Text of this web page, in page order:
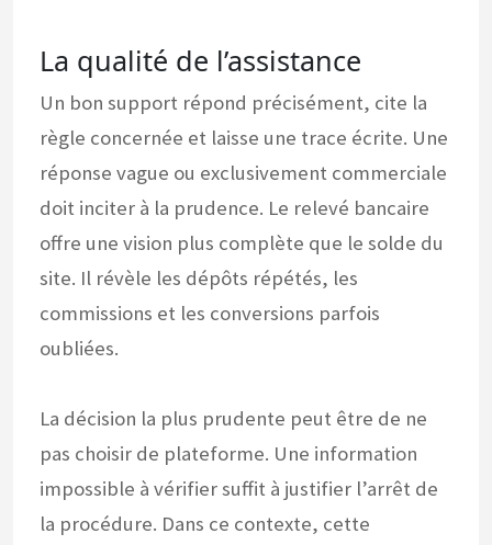
La qualité de l’assistance
Un bon support répond précisément, cite la
règle concernée et laisse une trace écrite. Une
réponse vague ou exclusivement commerciale
doit inciter à la prudence. Le relevé bancaire
offre une vision plus complète que le solde du
site. Il révèle les dépôts répétés, les
commissions et les conversions parfois
oubliées.
La décision la plus prudente peut être de ne
pas choisir de plateforme. Une information
impossible à vérifier suffit à justifier l’arrêt de
la procédure. Dans ce contexte, cette